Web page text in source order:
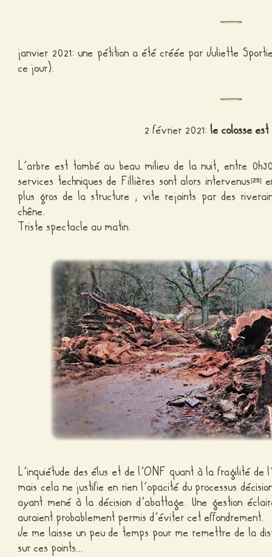
janvier 2021: une pétition a été créée par Juliette
ce jour).
2 février 2021:le colosse est
L’arbre est tombé au beau milieu de la nuit, entre
services techniques de Fillières sont alors intervenus [25]
plus gros de la structure ; vite rejoints par des
chêne.
Triste spectacle au matin.
L’inquiétude des élus et de l’ONF quant à la fragilité
mais cela ne justifie en rien l’opacité du processus
ayant mené à la décision d’abattage. Une gestion
auraient probablement permis d’éviter cet effondrement.
Je me laisse un peu de temps pour me remettre de la
sur ces points…